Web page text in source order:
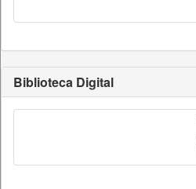
Biblioteca Digital